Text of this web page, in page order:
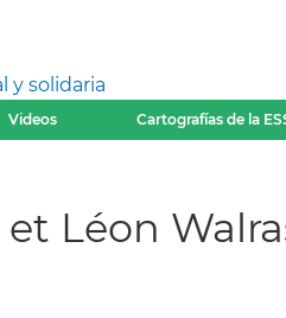
y solidaria
Videos Cartografías de la
Léon